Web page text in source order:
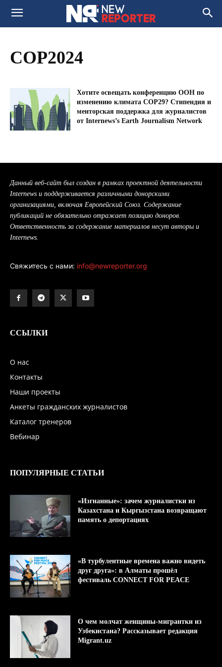
COP2024
Хотите освещать конференцию ООН по
изменению климата COP29? Стипендия и
менторская поддержка для журналистов
от Internews’s Earth Journalism Network
Данный веб-сайт был создан в рамках проектной деятельности
Internews и поддерживается различными донорскими
организациями, включая Европейский Союз. Содержание
публикаций не обязательно отражает позицию доноров.
Ответственность за содержание материалов несут авторы и
Internews.
Свяжитесь с нами: info@newreporter.org
ССЫЛКИ
О нас
Контакты
Наши проекты
Анкеты гражданских журналистов
Каталог тренеров
Вебинар
ПОПУЛЯРНЫЕ СТАТЬИ
«Изгнанные»: зачем журналистки из
Казахстана и Кыргызстана возвращают
память о депортациях
«В турбулентные времена важно видеть
друг друга»: в Алматы прошёл
фестиваль CONNECT FOR PEACE
О чем молчат женщины-мигрантки из
Узбекистана? Рассказывает редакция
Migrant.uz